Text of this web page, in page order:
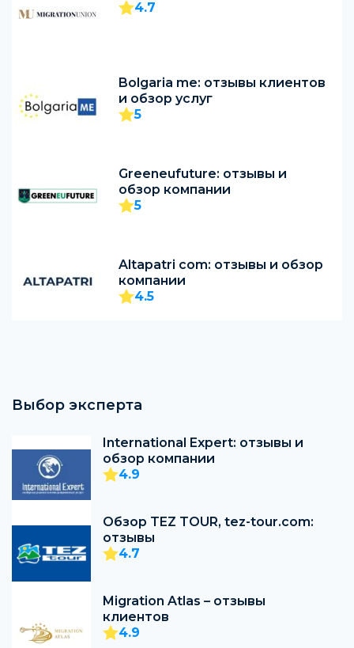
Выбор эксперта
International Expert: отзывы и
обзор компании
4.9
Обзор TEZ TOUR, tez-tour.com:
отзывы
4.7
Migration Atlas – отзывы
клиентов
4.9
4.7
Bolgaria me: отзывы клиентов
и обзор услуг
5
Greeneufuture: отзывы и
обзор компании
5
Altapatri com: отзывы и обзор
компании
4.5